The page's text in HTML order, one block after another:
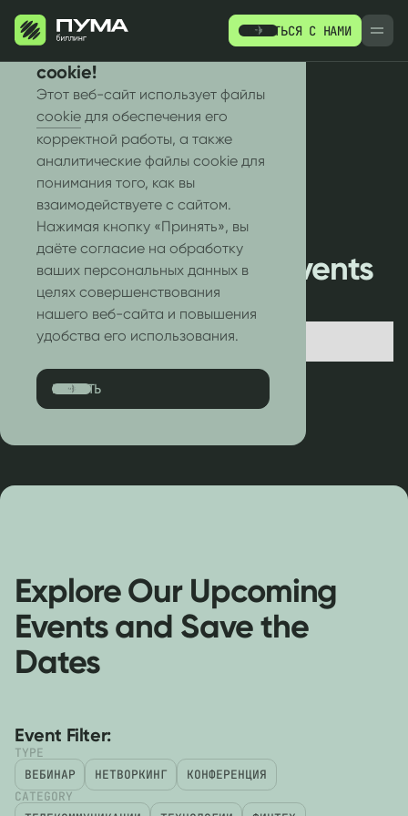
СВЯЗАТЬСЯ С НАМИ
РУ EN
Мы используем файлы
cookie!
Этот веб-сайт использует файлы
cookie для обеспечения его
корректной работы, а также
аналитические файлы cookie для
понимания того, как вы
взаимодействуете с сайтом.
Нажимая кнопку «Принять», вы
даёте согласие на обработку
ваших персональных данных в
целях совершенствования
нашего веб-сайта и повышения
удобства его использования.
ПРИНЯТЬ
КЕЙСЫ
Meet Us at Global Events
in your Region
No items found.
Explore Our Upcoming
Events and Save the
Dates
Event Filter:
TYPE
ВЕБИНАР
НЕТВОРКИНГ
КОНФЕРЕНЦИЯ
CATEGORY